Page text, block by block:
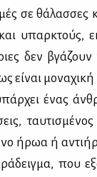
σε θά­λασ­σες
υπαρ­κτούς,
δεν
εί­ναι
ένας
ήρωα ή
που